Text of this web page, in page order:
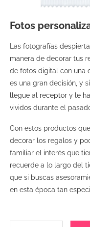
Fotos
Las fotografías
manera de decorar tus
de fotos digital con una
es una gran decisión, y
llegue al receptor y le
vividos durante el
Con estos productos
decorar los regalos y
familiar el interés que
recuerde a lo largo del
que si buscas
en esta época tan